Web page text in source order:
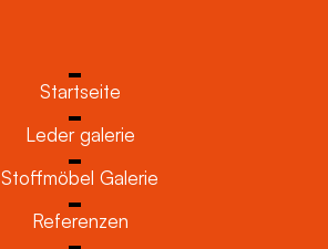
Startseite
Leder galerie
Stoffmöbel Galerie
Referenzen